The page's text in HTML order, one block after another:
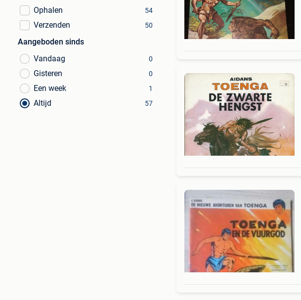
Ophalen
54
Verzenden 50
Aangeboden sinds
Vandaag
0
Gisteren 0
Een week 1
Altijd 57